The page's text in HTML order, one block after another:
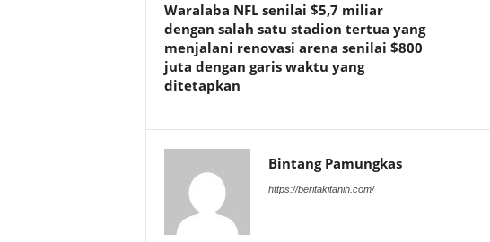
Waralaba NFL senilai $5,7 miliar
dengan salah satu stadion tertua yang
menjalani renovasi arena senilai $800
juta dengan garis waktu yang
ditetapkan
Bintang Pamungkas
https://beritakitanih.com/